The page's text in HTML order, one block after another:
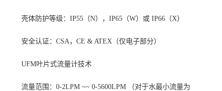
壳体防护等级：IP55（N），IP65（W）或 IP66（X）
安全认证：CSA，CE & ATEX（仅电子部分）
UFM叶片式流量计技术
流量范围：0-2LPM ~~ 0-5600LPM （对于水最小流量为